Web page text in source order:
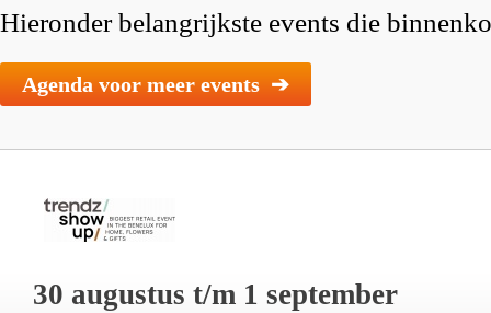
Hieronder belangrijkste events die
Agenda voor meer events ➔
30 augustus t/m 1 september